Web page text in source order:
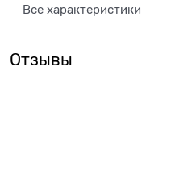
Все характеристики
Отзывы